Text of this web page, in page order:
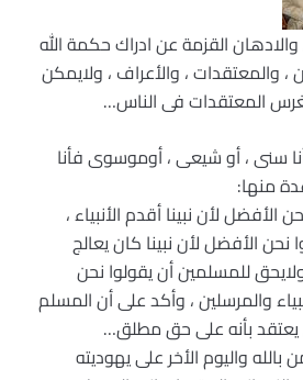
القزمة عن ادراك حكمة الله
، والمعتقدات ، والأعراف ، ولايمكن
المعتقدات فى الناس…
سنى ، أو شيعى ، أوموسوى فأنا
منها:
الأفضل لأن نبينا أقدم الأنبياء ،
نحن الأفضل لأن نبينا كان يعالج
للمسلمين أن يقولوا نحن
والمرسلين ، وأكد على أن المسلم
بأنه على حق مطلق…
واليوم الأخر على يهوديته